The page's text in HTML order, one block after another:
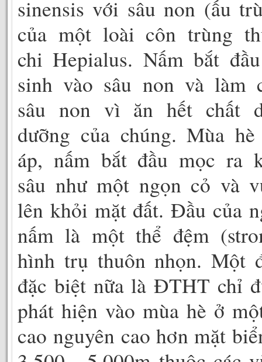
sinensis với sâu non (ấu
của một loài côn trùng
chi Hepialus. Nấm bắt
sinh vào sâu non và làm
sâu non vì ăn hết chất
dưỡng của chúng. Mùa
áp, nấm bắt đầu mọc ra
sâu như một ngọn cỏ và
lên khỏi mặt đất. Đầu của
nấm là một thể đệm
hình trụ thuôn nhọn. Một
đặc biệt nữa là ĐTHT chỉ
phát hiện vào mùa hè ở
cao nguyên cao hơn mặt